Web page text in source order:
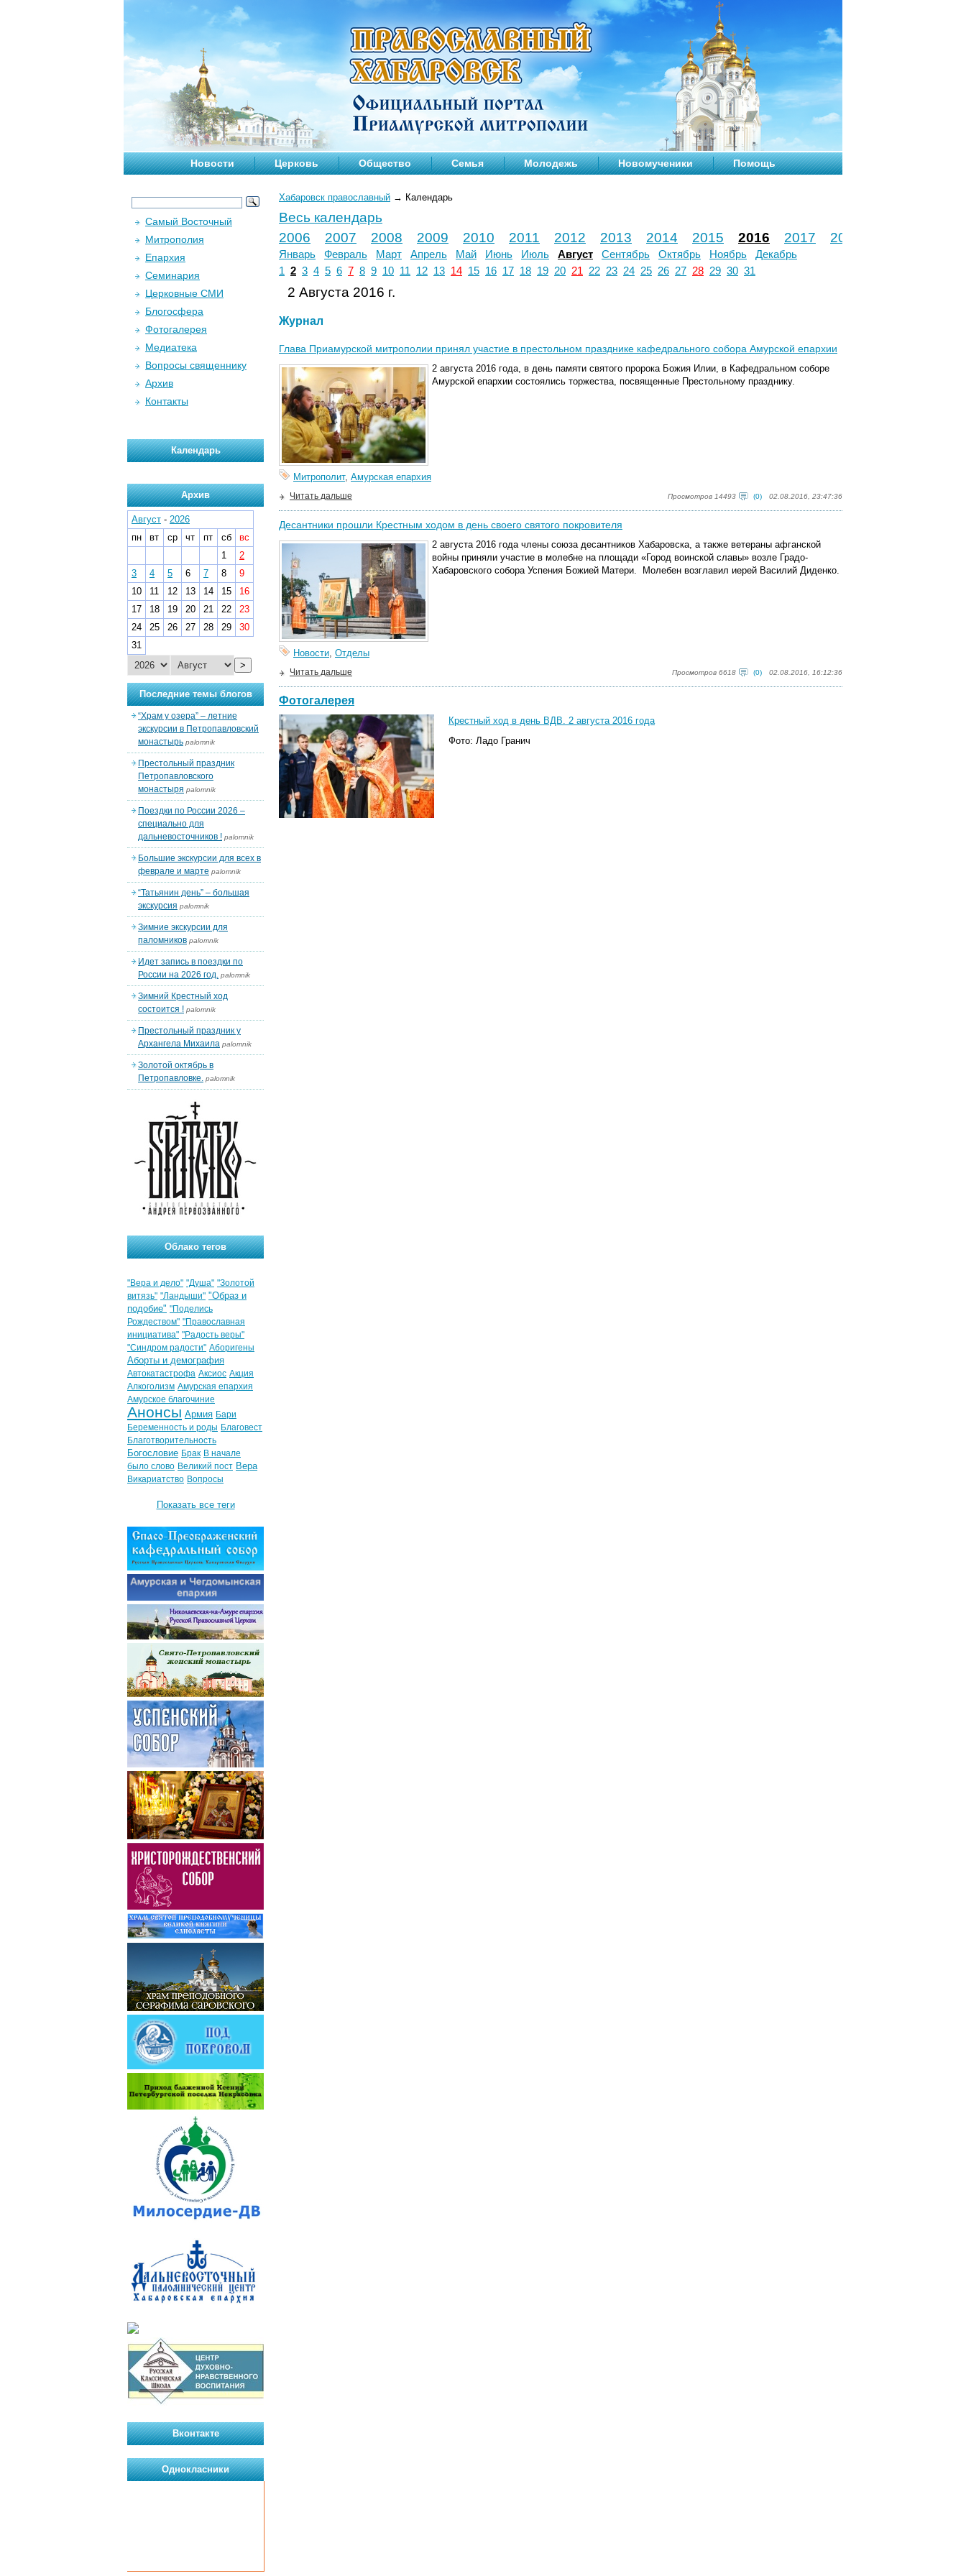
Новости Церковь Общество Семья Молодежь Новомученики Помощь
Хабаровск православный → Календарь
Весь календарь
2006
2007 2008 2009 2010 2011 2012 2013 2014 2015 2016 2017 2018
Январь Февраль Март Апрель Май Июнь Июль Август Сентябрь Октябрь Ноябрь
Декабрь
1 2 3 4 5 6 7 8 9 10 11 12 13 14 15 16 17 18 19 20 21 22 23 24 25 26 27 28 29 30 31
2 Августа 2016 г.
Журнал
Глава Приамурской митрополии принял участие в престольном празднике кафедрального собора Амурской епархии
2 августа 2016 года, в день памяти святого пророка Божия Илии, в Кафедральном соборе
Амурской епархии состоялись торжества, посвященные Престольному празднику.
Митрополит, Амурская епархия
Просмотров 14493 (0) 02.08.2016, 23:47:36
Читать дальше
Десантники прошли Крестным ходом в день своего святого покровителя
2 августа 2016 года члены союза десантников Хабаровска, а также ветераны афганской
войны приняли участие в молебне на площади «Город воинской славы» возле Градо-
Хабаровского собора Успения Божией Матери. Молебен возглавил иерей Василий Диденко.
Новости, Отделы
Просмотров 6618 (0) 02.08.2016, 16:12:36
Читать дальше
Фотогалерея
Крестный ход в день ВДВ. 2 августа 2016 года
Фото: Ладо Гранич
Самый Восточный
Митрополия
Епархия
Семинария
Церковные СМИ
Блогосфера
Фотогалерея
Медиатека
Вопросы священнику
Архив
Контакты
Календарь
Архив
Август - 2026
пн
вт ср чт пт сб
вс
1
2
3
4 5 6 7 8
9
10
11 12 13 14 15
16
17
18 19 20 21 22
23
24
25 26 27 28 29
30
31
>
Последние темы блогов
“Храм у озера” – летние
экскурсии в Петропавловский
монастырь palomnik
Престольный праздник
Петропавловского
монастыря palomnik
Поездки по России 2026 –
специально для
дальневосточников ! palomnik
Большие экскурсии для всех в
феврале и марте palomnik
“Татьянин день” – большая
экскурсия palomnik
Зимние экскурсии для
паломников palomnik
Идет запись в поездки по
России на 2026 год. palomnik
Зимний Крестный ход
состоится ! palomnik
Престольный праздник у
Архангела Михаила palomnik
Золотой октябрь в
Петропавловке. palomnik
Облако тегов
"Вера и дело" "Душа" "Золотой
витязь" "Ландыши" "Образ и
подобие" "Поделись
Рождеством" "Православная
инициатива" "Радость веры"
"Синдром радости" Аборигены
Аборты и демография
Автокатастрофа Аксиос Акция
Алкоголизм Амурская епархия
Амурское благочиние
Анонсы Армия Бари
Беременность и роды Благовест
Благотворительность
Богословие Брак В начале
было слово Великий пост Вера
Викариатство Вопросы
Показать все теги
Вконтакте
Однокласники